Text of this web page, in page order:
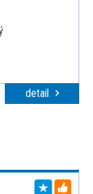
detail